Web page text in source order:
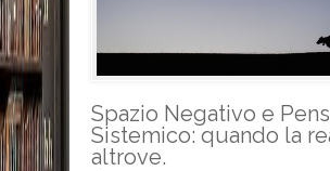
Spazio Negativo e
Sistemico: quando la
altrove.